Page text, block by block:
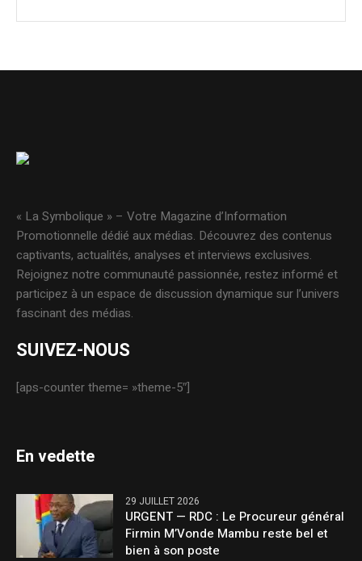
« La Symbolique » – Votre Magazine d’Information
Promotionnelle dédié aux médias. Découvrez des contenus
captivants, actualités, analyses et interviews exclusives.
Rejoignez notre communauté passionnée, restez informé et
participez à un espace de discussion dynamique sur l’univers
fascinant des médias.
SUIVEZ-NOUS
[aps-counter theme= »theme-5″]
En vedette
29 JUILLET 2026
URGENT — RDC : Le Procureur général
Firmin M’Vonde Mambu reste bel et
bien à son poste